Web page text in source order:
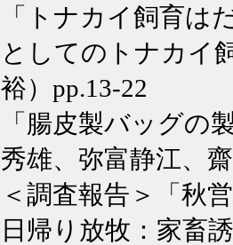
「トナカイ飼育は
としてのトナカイ
裕）pp.13-22
「腸皮製バッグの
秀雄、弥富静江、
＜調査報告＞「秋
日帰り放牧：家畜